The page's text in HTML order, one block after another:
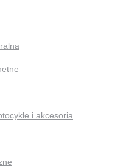
i akcesoria